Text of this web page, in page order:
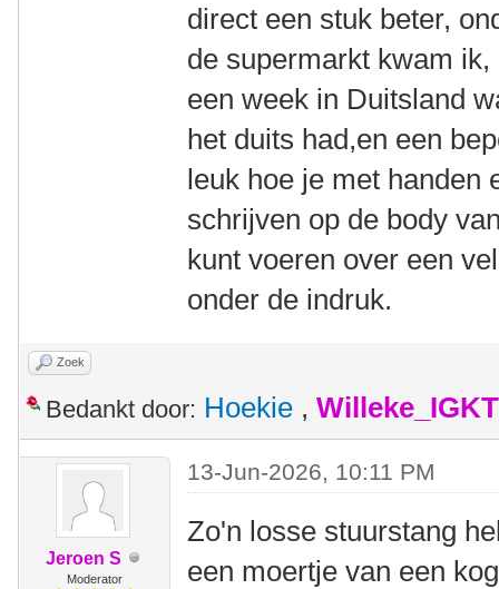
direct een stuk beter,
de supermarkt kwam
een week in Duitsland
het duits had,en een
leuk hoe je met handen
schrijven op de body
kunt voeren over een
onder de indruk.
Zoek
Bedankt door: Hoekie , Willeke_IGKT
Jeroen S
Moderator
13-Jun-2026, 10:11 PM
Zo'n losse stuurstang
een moertje van een